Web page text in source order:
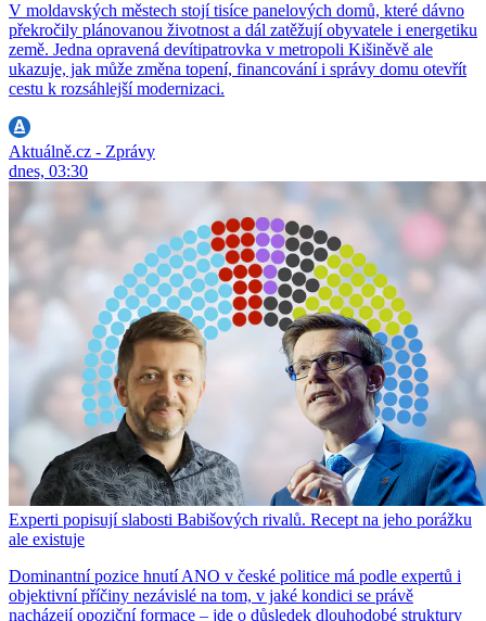
V moldavských městech stojí tisíce panelových domů, které dávno
překročily plánovanou životnost a dál zatěžují obyvatele i energetiku
země. Jedna opravená devítipatrovka v metropoli Kišiněvě ale
ukazuje, jak může změna topení, financování i správy domu otevřít
cestu k rozsáhlejší modernizaci.
Aktuálně.cz - Zprávy
dnes, 03:30
Experti popisují slabosti Babišových rivalů. Recept na jeho porážku
ale existuje
Dominantní pozice hnutí ANO v české politice má podle expertů i
objektivní příčiny nezávislé na tom, v jaké kondici se právě
nacházejí opoziční formace – jde o důsledek dlouhodobé struktury